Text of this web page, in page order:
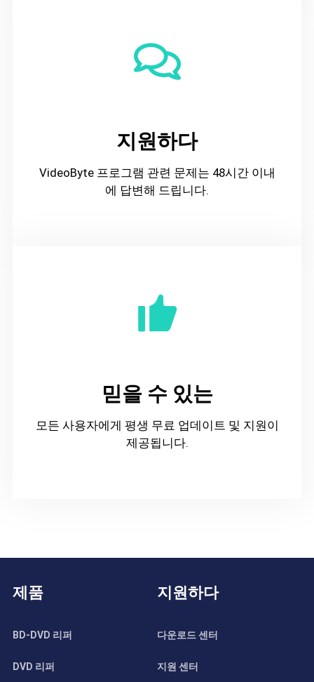
지원하다
VideoByte 프로그램 관련 문제는 48시간 이내
에 답변해 드립니다.
믿을 수 있는
모든 사용자에게 평생 무료 업데이트 및 지원이
제공됩니다.
제품
BD-DVD 리퍼
DVD 리퍼
지원하다
다운로드 센터
지원 센터